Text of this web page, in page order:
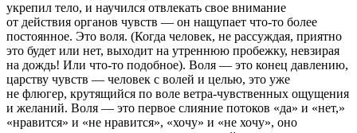
укрепил тело, и научился отвлекать свое внимание
от действия органов чувств — он нащупает что-то более
постоянное. Это воля. (Когда человек, не рассуждая, приятно
это будет или нет, выходит на утреннюю пробежку, невзирая
на дождь! Или что-то подобное). Воля — это конец давлению,
царству чувств — человек с волей и целью, это уже
не флюгер, крутящийся по воле ветра-чувственных ощущения
и желаний. Воля — это первое слияние потоков «да» и «нет,»
«нравится» и «не нравится», «хочу» и «не хочу», оно